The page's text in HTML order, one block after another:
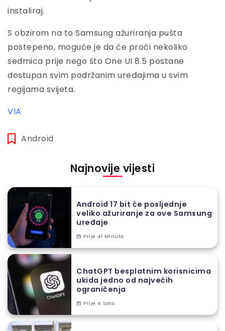
instaliraj.
S obzirom na to Samsung ažuriranja pušta
postepeno, moguće je da će proći nekoliko
sedmica prije nego što One UI 8.5 postane
dostupan svim podržanim uređajima u svim
regijama svijeta.
VIA
Android
Najnovije vijesti
Android 17 bit će posljednje
veliko ažuriranje za ove Samsung
uređaje
Prije 41 Minuta
ChatGPT besplatnim korisnicima
ukida jedno od najvećih
ograničenja
Prije 4 Sata